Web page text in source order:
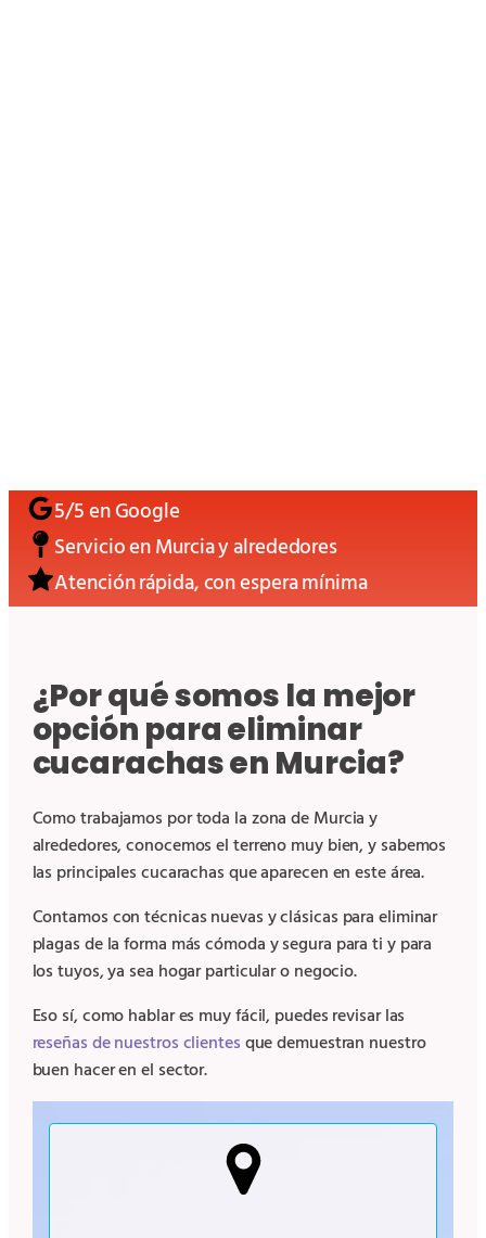
5/5 en Google
Servicio en Murcia y alrededores
Atención rápida, con espera mínima
¿Por qué somos la mejor
opción para eliminar
cucarachas en Murcia?
Como trabajamos por toda la zona de Murcia y
alrededores, conocemos el terreno muy bien, y sabemos
las principales cucarachas que aparecen en este área.
Contamos con técnicas nuevas y clásicas para eliminar
plagas de la forma más cómoda y segura para ti y para
los tuyos, ya sea hogar particular o negocio.
Eso sí, como hablar es muy fácil, puedes revisar las
reseñas de nuestros clientesque demuestran nuestro
buen hacer en el sector.